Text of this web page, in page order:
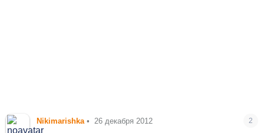
Nikimarishka • 26 декабря 2012 2